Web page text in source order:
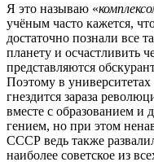
Я это называю «
учёным часто кажется,
достаточно познали все
планету и осчастливить
представляются
Поэтому в
гнездится зараза
вместе с образованием
гением, но при этом
СССР ведь также
наиболее советское из